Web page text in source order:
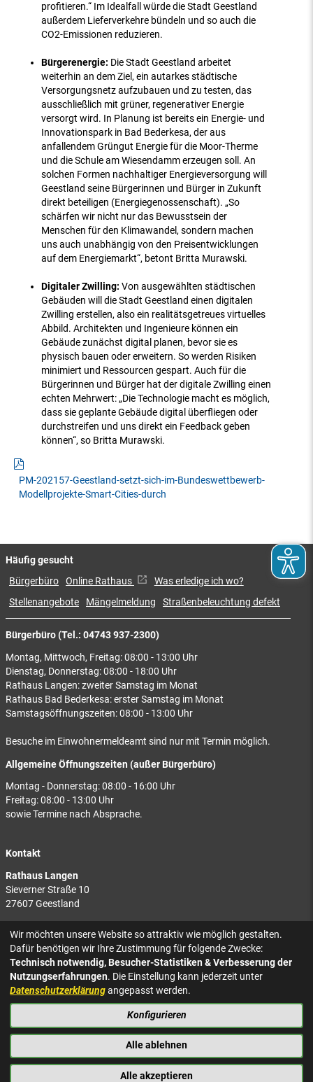
profitieren.“ Im Idealfall würde die Stadt Geestland
außerdem Lieferverkehre bündeln und so auch die
CO2-Emissionen reduzieren.
Bürgerenergie: Die Stadt Geestland arbeitet
weiterhin an dem Ziel, ein autarkes städtische
Versorgungsnetz aufzubauen und zu testen, das
ausschließlich mit grüner, regenerativer Energie
versorgt wird. In Planung ist bereits ein Energie- und
Innovationspark in Bad Bederkesa, der aus
anfallendem Grüngut Energie für die Moor-Therme
und die Schule am Wiesendamm erzeugen soll. An
solchen Formen nachhaltiger Energieversorgung will
Geestland seine Bürgerinnen und Bürger in Zukunft
direkt beteiligen (Energiegenossenschaft). „So
schärfen wir nicht nur das Bewusstsein der
Menschen für den Klimawandel, sondern machen
uns auch unabhängig von den Preisentwicklungen
auf dem Energiemarkt“, betont Britta Murawski.
Digitaler Zwilling: Von ausgewählten städtischen
Gebäuden will die Stadt Geestland einen digitalen
Zwilling erstellen, also ein realitätsgetreues virtuelles
Abbild. Architekten und Ingenieure können ein
Gebäude zunächst digital planen, bevor sie es
physisch bauen oder erweitern. So werden Risiken
minimiert und Ressourcen gespart. Auch für die
Bürgerinnen und Bürger hat der digitale Zwilling einen
echten Mehrwert: „Die Technologie macht es möglich,
dass sie geplante Gebäude digital überfliegen oder
durchstreifen und uns direkt ein Feedback geben
können“, so Britta Murawski.
PM-202157-Geestland-setzt-sich-im-Bundeswettbewerb-
Modellprojekte-Smart-Cities-durch
Bürgerbüro (Tel.: 04743 937-2300)
Montag, Mittwoch, Freitag: 08:00 - 13:00 Uhr
Dienstag, Donnerstag: 08:00 - 18:00 Uhr
Rathaus Langen: zweiter Samstag im Monat
Rathaus Bad Bederkesa: erster Samstag im Monat
Samstagsöffnungszeiten: 08:00 - 13:00 Uhr
Besuche im Einwohnermeldeamt sind nur mit Termin möglich.
Allgemeine Öffnungszeiten (außer Bürgerbüro)
Montag - Donnerstag: 08:00 - 16:00 Uhr
Freitag: 08:00 - 13:00 Uhr
sowie Termine nach Absprache.
Kontakt
Rathaus Langen
Sieverner Straße 10
27607 Geestland
Rathaus Bad Bederkesa
Am Markt 8
27624 Geestland
Tel.: 04743 937-2300
Häufig gesucht
Bürgerbüro Online Rathaus
Was erledige ich wo?
Stellenangebote
Mängelmeldung Straßenbeleuchtung defekt
KONTAKT
IMPRESSUM
BARRIEREFREIHEIT
NACH OBEN
Wir möchten unsere Website so attraktiv wie möglich gestalten.
Dafür benötigen wir Ihre Zustimmung für folgende Zwecke:
Technisch notwendig, Besucher-Statistiken & Verbesserung der
Nutzungserfahrungen. Die Einstellung kann jederzeit unter
Datenschutzerklärungangepasst werden.
Konfigurieren
Alle ablehnen
Alle akzeptieren